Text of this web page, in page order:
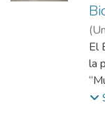
(
El
la